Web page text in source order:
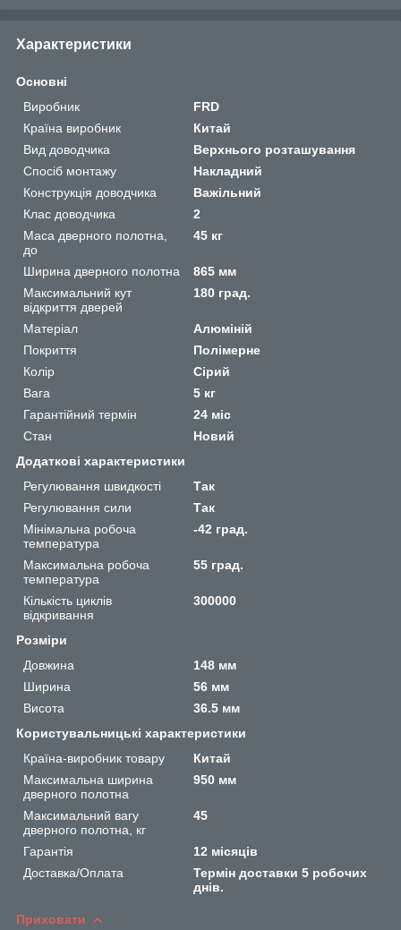
Характеристики
Основні
Виробник
FRD
Країна виробник
Китай
Вид доводчика
Верхнього розташування
Спосіб монтажу
Накладний
Конструкція доводчика
Важільний
Клас доводчика
2
Маса дверного полотна,
до
45 кг
Ширина дверного полотна
865 мм
Максимальний кут
відкриття дверей
180 град.
Матеріал
Алюміній
Покриття
Полімерне
Колір
Сірий
Вага
5 кг
Гарантійний термін
24 міс
Стан
Новий
Додаткові характеристики
Регулювання швидкості
Так
Регулювання сили
Так
Мінімальна робоча
температура
-42 град.
Максимальна робоча
температура
55 град.
Кількість циклів
відкривання
300000
Розміри
Довжина
148 мм
Ширина
56 мм
Висота
36.5 мм
Користувальницькі характеристики
Країна-виробник товару
Китай
Максимальна ширина
дверного полотна
950 мм
Максимальний вагу
дверного полотна, кг
45
Гарантія
12 місяців
Доставка/Оплата
Термін доставки 5 робочих
днів.
Приховати